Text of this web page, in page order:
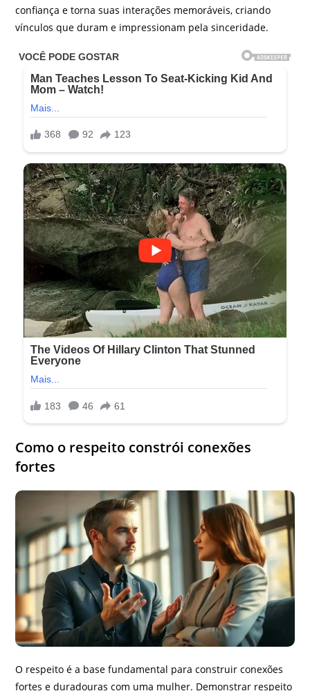
confiança e torna suas interações memoráveis, criando
vínculos que duram e impressionam pela sinceridade.
Como o respeito constrói conexões
fortes
O respeito é a base fundamental para construir conexões
fortes e duradouras com uma mulher. Demonstrar respeito